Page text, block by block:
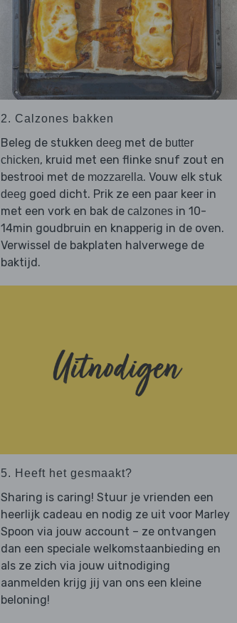
2. Calzones bakken
Beleg de stukken deeg met de butter
chicken, kruid met een flinke snuf zout en
bestrooi met de mozzarella. Vouw elk stuk
deeg goed dicht. Prik ze een paar keer in
met een vork en bak de calzonesin 10-
14min goudbruin en knapperig in de oven.
Verwissel de bakplaten halverwege de
baktijd.
5. Heeft het gesmaakt?
Sharing is caring! Stuur je vrienden een
heerlijk cadeau en nodig ze uit voor Marley
Spoon via jouw account – ze ontvangen
dan een speciale welkomstaanbieding en
als ze zich via jouw uitnodiging
aanmelden krijg jij van ons een kleine
beloning!